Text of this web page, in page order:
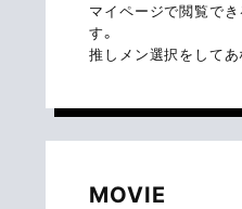
マイページで閲覧で
す。
推しメン選択をしてあ
MOVIE